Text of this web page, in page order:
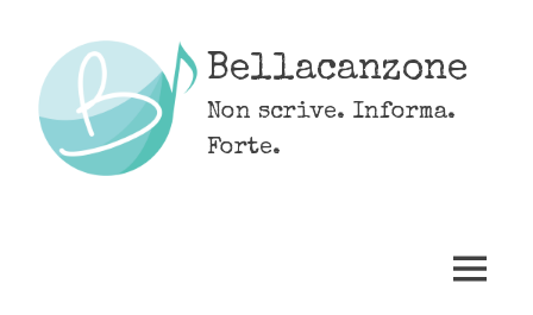
content
Bellacanzone
Non scrive. Informa.
Forte.
MENU